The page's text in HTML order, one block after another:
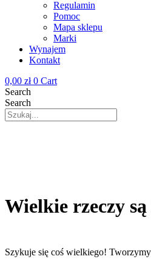
Regulamin
Pomoc
Mapa sklepu
Marki
Wynajem
Kontakt
0,00 zł 0 Cart
Search
Search
Wielkie rzeczy
Szykuje się coś wielkiego!